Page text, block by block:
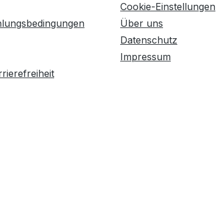
Cookie-Einstellungen
Über uns
Datenschutz
Impressum